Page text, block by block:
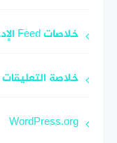
خلاصات Feed الإدخالات
خلاصة التعليقات
WordPress.org